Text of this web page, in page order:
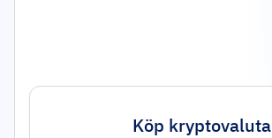
Köp kryptovaluta